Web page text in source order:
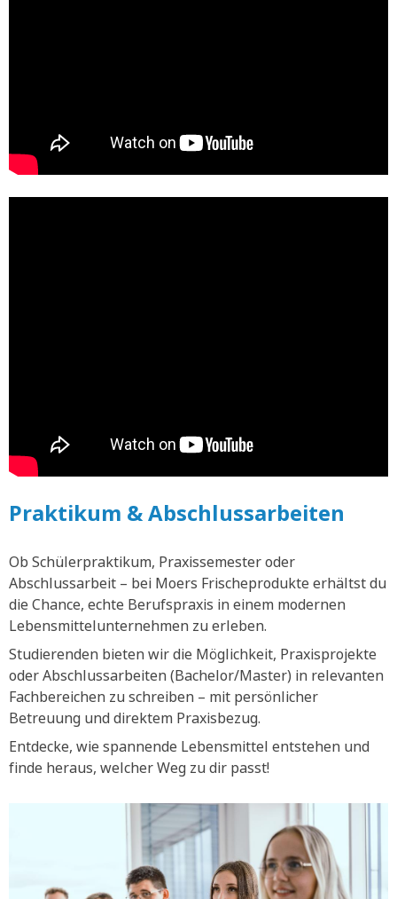
Praktikum & Abschlussarbeiten
Ob Schülerpraktikum, Praxissemester oder
Abschlussarbeit – bei Moers Frischeprodukte erhältst du
die Chance, echte Berufspraxis in einem modernen
Lebensmittelunternehmen zu erleben.
Studierenden bieten wir die Möglichkeit, Praxisprojekte
oder Abschlussarbeiten (Bachelor/Master) in relevanten
Fachbereichen zu schreiben – mit persönlicher
Betreuung und direktem Praxisbezug.
Entdecke, wie spannende Lebensmittel entstehen und
finde heraus, welcher Weg zu dir passt!